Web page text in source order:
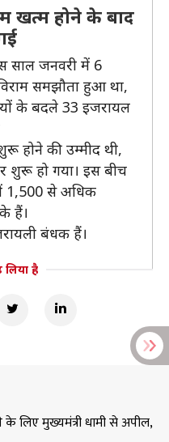
खत्म होने के बाद
साल जनवरी में 6
समझौता हुआ था,
के बदले 33 इजरायल
होने की उम्मीद थी,
शुरू हो गया। इस बीच
1,500 से अधिक
हैं।
बंधक हैं।
है
लिए मुख्यमंत्री धामी से अपील,